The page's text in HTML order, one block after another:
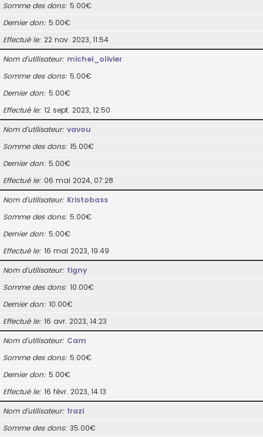
Somme des dons 5.00€
Dernier don 5.00€
Effectué le 22 nov. 2023, 11:54
Nom d’utilisateur michel_olivier
Somme des dons 5.00€
Dernier don 5.00€
Effectué le 12 sept. 2023, 12:50
Nom d’utilisateur vavou
Somme des dons 15.00€
Dernier don 5.00€
Effectué le 06 mai 2024, 07:28
Nom d’utilisateur Kristobass
Somme des dons 5.00€
Dernier don 5.00€
Effectué le 16 mai 2023, 19:49
Nom d’utilisateur tigny
Somme des dons 10.00€
Dernier don 10.00€
Effectué le 16 avr. 2023, 14:23
Nom d’utilisateur Cam
Somme des dons 5.00€
Dernier don 5.00€
Effectué le 16 févr. 2023, 14:13
Nom d’utilisateur frazi
Somme des dons 35.00€